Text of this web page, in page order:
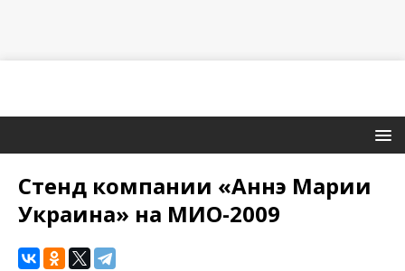
Стенд компании «Аннэ Марии
Украина» на МИО-2009